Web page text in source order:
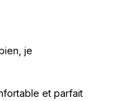
je
et parfait